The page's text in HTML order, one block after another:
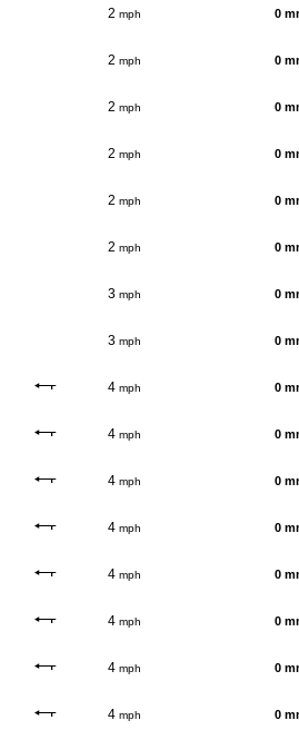
2 mph 0
2 mph 0
2 mph 0
2 mph 0
2 mph 0
2 mph 0
3 mph 0
3 mph 0
4 mph 0
4 mph 0
4 mph 0
4 mph 0
4 mph 0
4 mph 0
4 mph 0
4 mph 0